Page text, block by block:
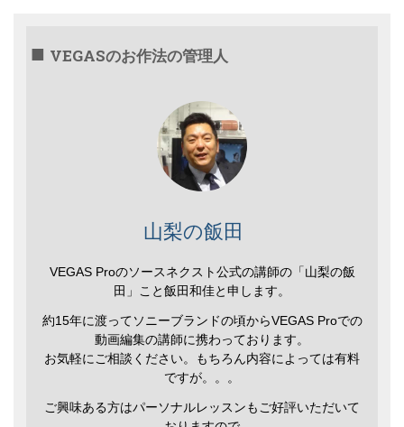
VEGASのお作法の管理人
山梨の飯田
VEGAS Proのソースネクスト公式の講師の「山梨の飯
田」こと飯田和佳と申します。
約15年に渡ってソニーブランドの頃からVEGAS Proでの
動画編集の講師に携わっております。
お気軽にご相談ください。もちろん内容によっては有料
ですが。。。
ご興味ある方はパーソナルレッスンもご好評いただいて